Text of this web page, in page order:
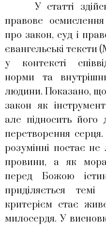
У статті
правове
про закон, суд і
євангельські тексти
у контексті
норми та
людини. Показано,
закон як
але підносить його
перетворення
розумінні постає
провини, а як
перед Божою
приділяється
критерієм стає
милосердя. У